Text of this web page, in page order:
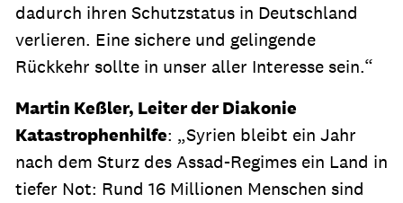
dadurch ihren Schutzstatus in Deutschland
verlieren. Eine sichere und gelingende
Rückkehr sollte in unser aller Interesse sein.“
Martin Keßler, Leiter der Diakonie
Katastrophenhilfe: „Syrien bleibt ein Jahr
nach dem Sturz des Assad-Regimes ein Land in
tiefer Not: Rund 16 Millionen Menschen sind